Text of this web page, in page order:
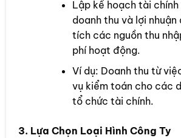
Lập kế hoạch tài
doanh thu và lợi nhuận
tích các nguồn thu
phí hoạt động.
Ví dụ: Doanh thu từ
vụ kiểm toán cho các
tổ chức tài chính.
3. Lựa Chọn Loại Hình Công Ty